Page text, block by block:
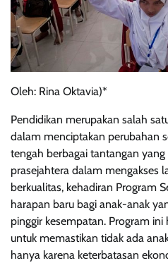
Oleh: Rina Oktavia)*
Pendidikan merupakan salah
dalam menciptakan perubahan
tengah berbagai tantangan
prasejahtera dalam mengakses
berkualitas, kehadiran Program
harapan baru bagi anak-anak
pinggir kesempatan. Program
untuk memastikan tidak ada
hanya karena keterbatasan